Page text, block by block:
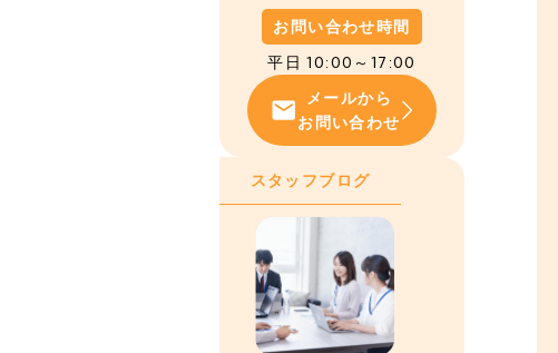
お問い合わせ時間
平日 10:00～17:00
メールから
お問い合わせ
スタッフブログ